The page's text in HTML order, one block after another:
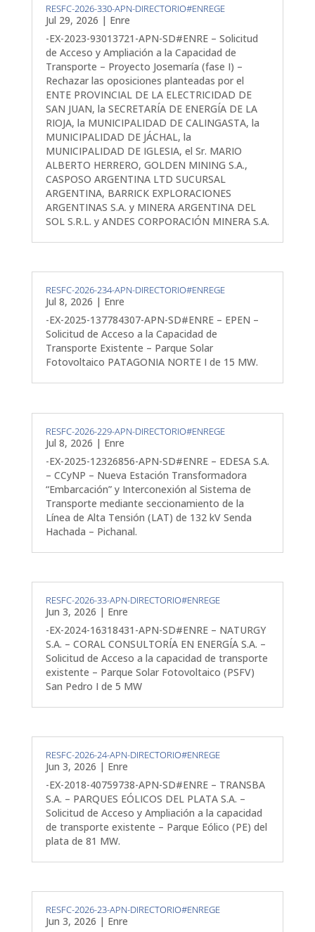
RESFC-2026-330-APN-DIRECTORIO#ENREGE
Jul 29, 2026 | Enre
-EX-2023-93013721-APN-SD#ENRE – Solicitud
de Acceso y Ampliación a la Capacidad de
Transporte – Proyecto Josemaría (fase I) –
Rechazar las oposiciones planteadas por el
ENTE PROVINCIAL DE LA ELECTRICIDAD DE
SAN JUAN, la SECRETARÍA DE ENERGÍA DE LA
RIOJA, la MUNICIPALIDAD DE CALINGASTA, la
MUNICIPALIDAD DE JÁCHAL, la
MUNICIPALIDAD DE IGLESIA, el Sr. MARIO
ALBERTO HERRERO, GOLDEN MINING S.A.,
CASPOSO ARGENTINA LTD SUCURSAL
ARGENTINA, BARRICK EXPLORACIONES
ARGENTINAS S.A. y MINERA ARGENTINA DEL
SOL S.R.L. y ANDES CORPORACIÓN MINERA S.A.
RESFC-2026-234-APN-DIRECTORIO#ENREGE
Jul 8, 2026 | Enre
-EX-2025-137784307-APN-SD#ENRE – EPEN –
Solicitud de Acceso a la Capacidad de
Transporte Existente – Parque Solar
Fotovoltaico PATAGONIA NORTE I de 15 MW.
RESFC-2026-229-APN-DIRECTORIO#ENREGE
Jul 8, 2026 | Enre
-EX-2025-12326856-APN-SD#ENRE – EDESA S.A.
– CCyNP – Nueva Estación Transformadora
“Embarcación” y Interconexión al Sistema de
Transporte mediante seccionamiento de la
Línea de Alta Tensión (LAT) de 132 kV Senda
Hachada – Pichanal.
RESFC-2026-33-APN-DIRECTORIO#ENREGE
Jun 3, 2026 | Enre
-EX-2024-16318431-APN-SD#ENRE – NATURGY
S.A. – CORAL CONSULTORÍA EN ENERGÍA S.A. –
Solicitud de Acceso a la capacidad de transporte
existente – Parque Solar Fotovoltaico (PSFV)
San Pedro I de 5 MW
RESFC-2026-24-APN-DIRECTORIO#ENREGE
Jun 3, 2026 | Enre
-EX-2018-40759738-APN-SD#ENRE – TRANSBA
S.A. – PARQUES EÓLICOS DEL PLATA S.A. –
Solicitud de Acceso y Ampliación a la capacidad
de transporte existente – Parque Eólico (PE) del
plata de 81 MW.
RESFC-2026-23-APN-DIRECTORIO#ENREGE
Jun 3, 2026 | Enre